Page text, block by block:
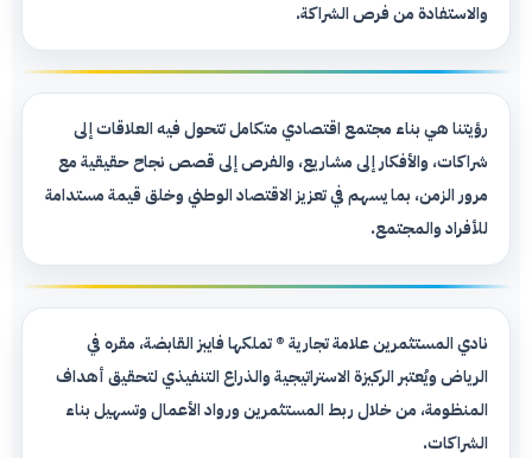
والاستفادة من فرص الشراكة.
رؤيتنا هي بناء مجتمع اقتصادي متكامل تتحول فيه العلاقات إلى
شراكات، والأفكار إلى مشاريع، والفرص إلى قصص نجاح حقيقية مع
مرور الزمن، بما يسهم في تعزيز الاقتصاد الوطني وخلق قيمة مستدامة
للأفراد والمجتمع.
نادي المستثمرين علامة تجارية ®️ تملكها فايبز القابضة، مقره في
الرياض ويُعتبر الركيزة الاستراتيجية والذراع التنفيذي لتحقيق أهداف
المنظومة، من خلال ربط المستثمرين ورواد الأعمال وتسهيل بناء
الشراكات.